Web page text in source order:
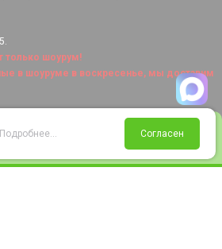
Избранное Корзина
только шоурум!
в шоуруме в воскресенье, мы доставим
Подробнее... Согласен